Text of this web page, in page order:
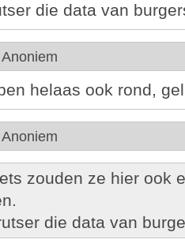
die data van
Anoniem
helaas ook rond,
Anoniem
zouden ze hier ook
die data van